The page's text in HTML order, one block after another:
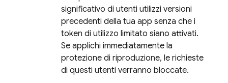
significativo di utenti utilizzi versioni
precedenti della tua app senza che i
token di utilizzo limitato siano attivati.
Se applichi immediatamente la
protezione di riproduzione, le richieste
di questi utenti verranno bloccate.